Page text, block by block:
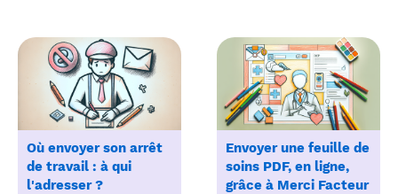
Où envoyer son arrêt
de travail : à qui
l'adresser ?
Envoyer une feuille de
soins PDF, en ligne,
grâce à Merci Facteur